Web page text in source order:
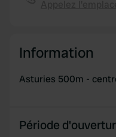
provided to them or
Information
Asturies 500m -
Période